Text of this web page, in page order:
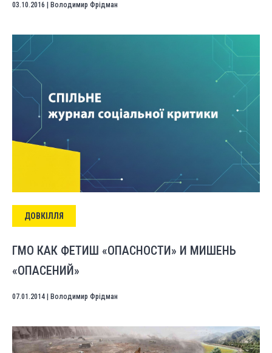
03.10.2016 Володимир Фрідман
ДОВКІЛЛЯ
ГМО КАК ФЕТИШ «ОПАСНОСТИ» И МИШЕНЬ
«ОПАСЕНИЙ»
07.01.2014 Володимир Фрідман